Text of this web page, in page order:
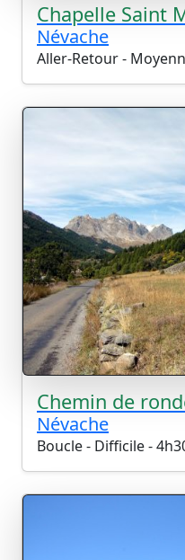
Chapelle Saint
Névache
Aller-Retour -
Chemin de
Névache
Boucle - Difficile -